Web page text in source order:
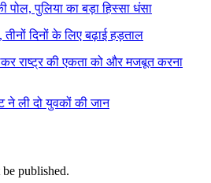
पुलिया का बड़ा हिस्सा धंसा
तीनों दिनों के लिए बढ़ाई हड़ताल
राष्ट्र की एकता को और मजबूत करना
ने ली दो युवकों की जान
published.